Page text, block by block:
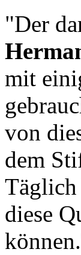
"Der
mit
von
dem
Täglich
diese